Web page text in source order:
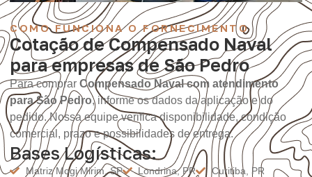
COMO FUNCIONA O FORNECIMENTO
Cotação de Compensado Naval
para empresas de São Pedro
Para comprar Compensado Naval com atendimento
para São Pedro, informe os dados da aplicação e do
pedido. Nossa equipe verifica disponibilidade, condição
comercial, prazo e possibilidades de entrega.
Bases Logísticas:
Matriz Mogi Mirim, SP Londrina, PR
Curitiba, PR